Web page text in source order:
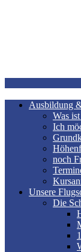
Ausbildung
Was
Ich
noch
Unsere
Die